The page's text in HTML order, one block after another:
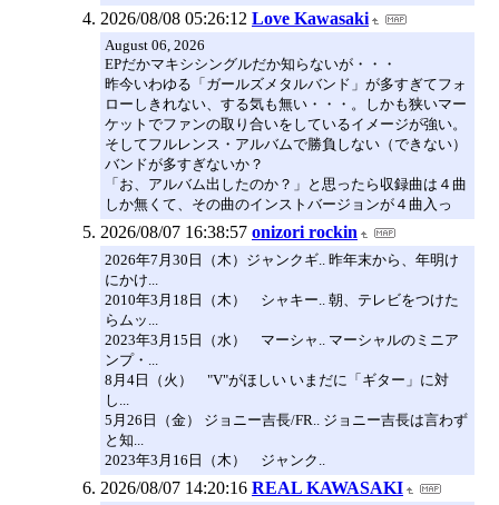
2026/08/08 05:26:12 Love Kawasaki
August 06, 2026
EPだかマキシシングルだか知らないが・・・
昨今いわゆる「ガールズメタルバンド」が多すぎてフォ
ローしきれない、する気も無い・・・。しかも狭いマー
ケットでファンの取り合いをしているイメージが強い。
そしてフルレンス・アルバムで勝負しない（できない）
バンドが多すぎないか？
「お、アルバム出したのか？」と思ったら収録曲は４曲
しか無くて、その曲のインストバージョンが４曲入っ
2026/08/07 16:38:57 onizori rockin
2026年7月30日（木）ジャンクギ.. 昨年末から、年明け
にかけ...
2010年3月18日（木） シャキー.. 朝、テレビをつけた
らムッ...
2023年3月15日（水） マーシャ.. マーシャルのミニア
ンプ・...
8月4日（火） "V"がほしい いまだに「ギター」に対
し...
5月26日（金） ジョニー吉長/FR.. ジョニー吉長は言わず
と知...
2023年3月16日（木） ジャンク..
2026/08/07 14:20:16 REAL KAWASAKI